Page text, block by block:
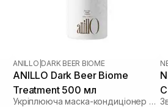
ANILLO DARK BEER BIOME
ANILLO Dark Beer Biome
Treatment 500 мл
Укріплююча маска-кондиціонер для волосся